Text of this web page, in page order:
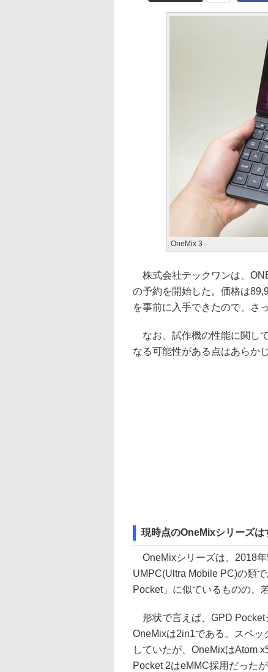
OneMix 3
株式会社テックワンは、
の予約を開始した。価格は
を事前に入手できたので、さ
なお、試作機の性能に関し
なる可能性がある点はあらか
現時点のOneMixシリーズは
OneMixシリーズは、2018
UMPC(Ultra Mobile PC)の類
Pocket」に似ているものの、
形状で言えば、GPD Pocket
OneMixは2in1である。スペッ
していたが、OneMixはAtom
Pocket 2はeMMC採用だった